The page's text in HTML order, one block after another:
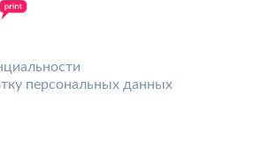
персональных данных